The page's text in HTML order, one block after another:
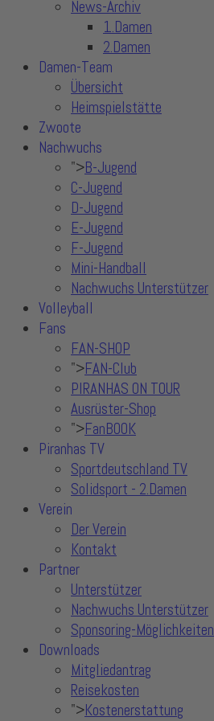
News-Archiv
1.Damen
2.Damen
Damen-Team
Übersicht
Heimspielstätte
Zwoote
Nachwuchs
">B-Jugend
C-Jugend
D-Jugend
E-Jugend
F-Jugend
Mini-Handball
Nachwuchs Unterstützer
Volleyball
Fans
FAN-SHOP
">FAN-Club
PIRANHAS ON TOUR
Ausrüster-Shop
">FanBOOK
Piranhas TV
Sportdeutschland TV
Solidsport - 2.Damen
Verein
Der Verein
Kontakt
Partner
Unterstützer
Nachwuchs Unterstützer
Sponsoring-Möglichkeiten
Downloads
Mitgliedantrag
Reisekosten
">Kostenerstattung